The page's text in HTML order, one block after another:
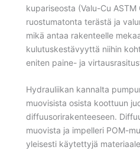
kupariseosta (Valu-Cu
ruostumatonta terästä ja
mikä antaa rakenteelle
kulutuskestävyyttä niihin
eniten paine- ja
Hydrauliikan kannalta
muovisista osista koottuun
diffuusorirakenteeseen.
muovista ja impelleri POM-
yleisesti käytettyjä